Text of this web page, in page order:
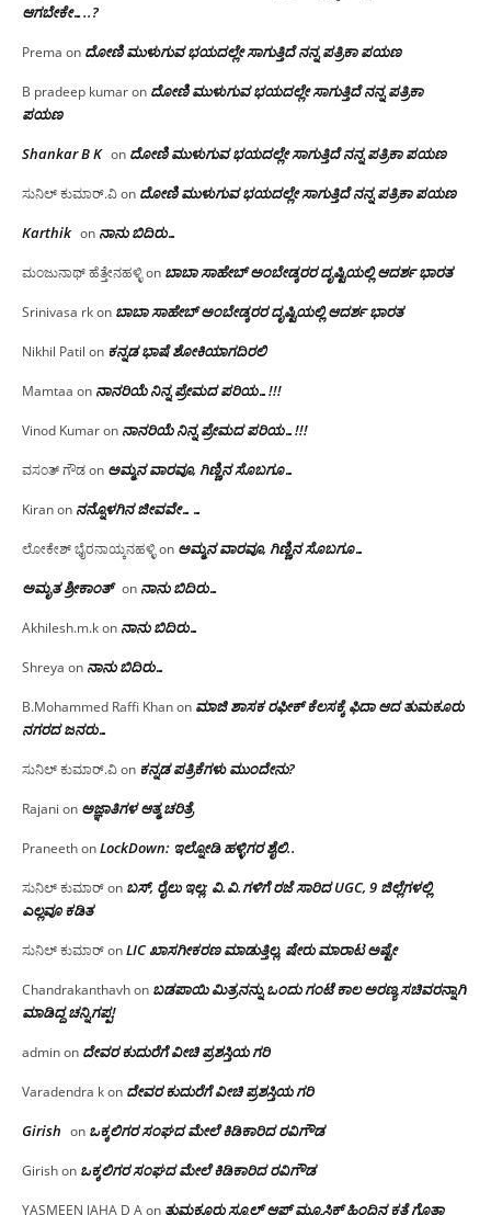
ಆಗಬೇಕೇ…..?‌
Prema on ದೋಣಿ ಮುಳುಗುವ ಭಯದಲ್ಲೇ ಸಾಗುತ್ತಿದೆ ನನ್ನ ಪತ್ರಿಕಾ ಪಯಣ
B pradeep kumaron ದೋಣಿ ಮುಳುಗುವ ಭಯದಲ್ಲೇ ಸಾಗುತ್ತಿದೆ ನನ್ನ ಪತ್ರಿಕಾ
ಪಯಣ
Shankar B K on ದೋಣಿ ಮುಳುಗುವ ಭಯದಲ್ಲೇ ಸಾಗುತ್ತಿದೆ ನನ್ನ ಪತ್ರಿಕಾ ಪಯಣ
ಸುನಿಲ್ ಕುಮಾರ್.ವಿon ದೋಣಿ ಮುಳುಗುವ ಭಯದಲ್ಲೇ ಸಾಗುತ್ತಿದೆ ನನ್ನ ಪತ್ರಿಕಾ ಪಯಣ
Karthik on ನಾನು ಬಿದಿರು…
ಮಂಜುನಾಥ್ ಹೆತ್ತೇನಹಳ್ಳಿon ಬಾಬಾ ಸಾಹೇಬ್ ಅಂಬೇಡ್ಕರರ ದೃಷ್ಟಿಯಲ್ಲಿ ಆದರ್ಶ ಭಾರತ
Srinivasa rkon ಬಾಬಾ ಸಾಹೇಬ್ ಅಂಬೇಡ್ಕರರ ದೃಷ್ಟಿಯಲ್ಲಿ ಆದರ್ಶ ಭಾರತ
Nikhil Patil on ಕನ್ನಡ ಭಾಷೆ ಶೋಕಿಯಾಗದಿರಲಿ
Mamtaa on ನಾನರಿಯೆ ನಿನ್ನ ಪ್ರೇಮದ ಪರಿಯ…!!!
Vinod Kumaron ನಾನರಿಯೆ ನಿನ್ನ ಪ್ರೇಮದ ಪರಿಯ…!!!
ವಸಂತ್ ಗೌಡon ಅಮ್ಮನ ವಾರವೂ, ಗಿಣ್ಣಿನ ಸೊಬಗೂ…
Kiranon ನನ್ನೊಳಗಿನ ಜೀವವೇ……
ಲೋಕೇಶ್ ಭೈರನಾಯ್ಕನಹಳ್ಳಿon ಅಮ್ಮನ ವಾರವೂ, ಗಿಣ್ಣಿನ ಸೊಬಗೂ…
ಅಮೃತ ಶ್ರೀಕಾಂತ್ on ನಾನು ಬಿದಿರು…
Akhilesh.m.kon ನಾನು ಬಿದಿರು…
Shreya on ನಾನು ಬಿದಿರು…
B.Mohammed Raffi Khanon ಮಾಜಿ ಶಾಸಕ ರಫೀಕ್ ಕೆಲಸಕ್ಕೆ ಫಿದಾ ಆದ ತುಮಕೂರು
ನಗರದ ಜನರು…
ಸುನಿಲ್ ಕುಮಾರ್.ವಿon ಕನ್ನಡ ಪತ್ರಿಕೆಗಳು ಮುಂದೇನು?
Rajani on ಅಜ್ಞಾತಿಗಳ ಆತ್ಮ ಚರಿತ್ರೆ
PraneethonLockDown: ಇಲ್ನೋಡಿ ಹಳ್ಳಿಗರ ಶೈಲಿ..
ಸುನಿಲ್ ಕುಮಾರ್on ಬಸ್, ರೈಲು ಇಲ್ಲ; ವಿ.ವಿ.ಗಳಿಗೆ ರಜೆ ಸಾರಿದ UGC, 9 ಜಿಲ್ಲೆಗಳಲ್ಲಿ
ಎಲ್ಲವೂ ಕಡಿತ
ಸುನಿಲ್ ಕುಮಾರ್onLIC ಖಾಸಗೀಕರಣ ಮಾಡುತ್ತಿಲ್ಲ, ಷೇರು ಮಾರಾಟ ಅಷ್ಟೇ
Chandrakanthavhon ಬಡಪಾಯಿ ಮಿತ್ರನನ್ನು ಒಂದು ಗಂಟೆ ಕಾಲ ಅರಣ್ಯ ಸಚಿವರನ್ನಾಗಿ
ಮಾಡಿದ್ದ ಚನ್ನಿಗಪ್ಪ!
adminon ದೇವರ ಕುದುರೆಗೆ ವೀಚಿ ಪ್ರಶಸ್ತಿಯ ಗರಿ
Varadendra kon ದೇವರ ಕುದುರೆಗೆ ವೀಚಿ ಪ್ರಶಸ್ತಿಯ ಗರಿ
Girish on ಒಕ್ಕಲಿಗರ ಸಂಘದ ಮೇಲೆ ಕಿಡಿಕಾರಿದ ರವಿಗೌಡ
Girishon ಒಕ್ಕಲಿಗರ ಸಂಘದ ಮೇಲೆ ಕಿಡಿಕಾರಿದ ರವಿಗೌಡ
YASMEEN JAHA D Aon ತುಮಕೂರು ಸ್ಕೂಲ್ ಆಫ್ ಮ್ಯೂಸಿಕ್ ಹಿಂದಿನ ಕತೆ ಗೊತ್ತಾ